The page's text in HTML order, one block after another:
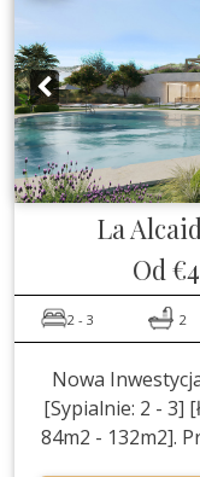
La
Od
2 - 3 2
Nowa
[Sypialnie: 2 - 3]
84m2 - 132m2].